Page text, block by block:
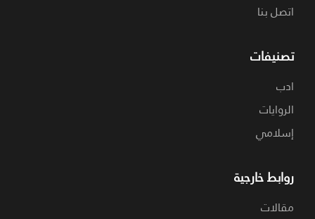
اتصل بنا
تصنيفات
ادب
الروايات
إسلامي
روابط خارجية
مقالات